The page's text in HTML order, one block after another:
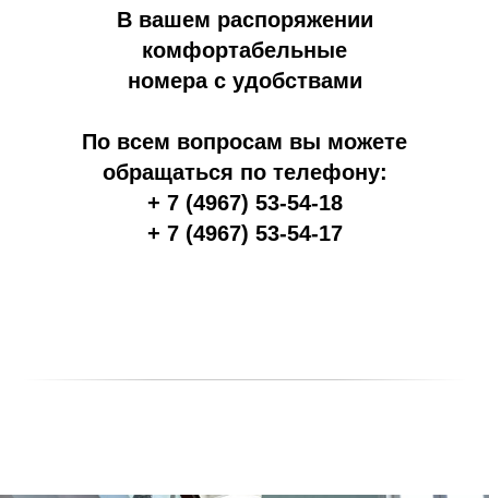
В вашем распоряжении
комфортабельные
номера с удобствами
По всем вопросам вы можете
обращаться по телефону:
+ 7 (4967) 53-54-18
+ 7 (4967) 53-54-17